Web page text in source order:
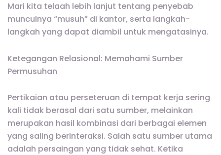
Mari kita telaah lebih lanjut tentang penyebab
munculnya “musuh” di kantor, serta langkah-
langkah yang dapat diambil untuk mengatasinya.
Ketegangan Relasional: Memahami Sumber
Permusuhan
Pertikaian atau perseteruan di tempat kerja sering
kali tidak berasal dari satu sumber, melainkan
merupakan hasil kombinasi dari berbagai elemen
yang saling berinteraksi. Salah satu sumber utama
adalah persaingan yang tidak sehat. Ketika